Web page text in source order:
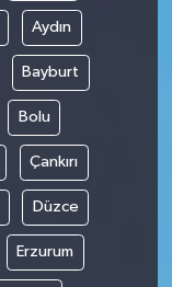
Aydın
Bayburt
Bolu
Çankırı
Düzce
Erzurum